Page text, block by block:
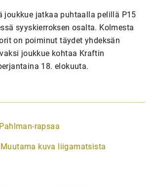
joukkue jatkaa puhtaalla pelillä P15
syyskierroksen osalta. Kolmesta
on poiminut täydet yhdeksän
joukkue kohtaa Kraftin
18. elokuuta.
Pahlman-rapsaa
Muutama kuva liigamatsista